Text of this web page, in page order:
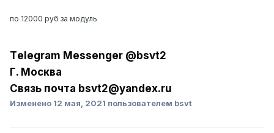
по 12000 руб за модуль
Tеlеgrаm Messеngеr @bsvt2
Г. Москва
Связь почта bsvt2@yandex.ru
Изменено 12 мая, 2021 пользователем bsvt